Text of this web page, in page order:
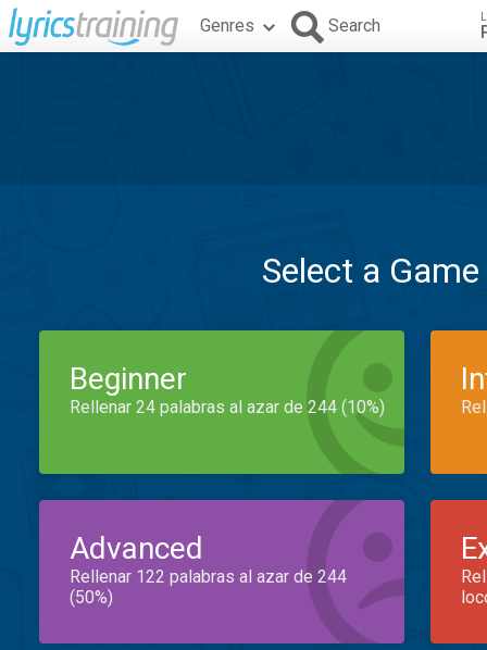
Genres Search
Select a
Beginner
Rellenar 24 palabras al azar de 244 (10%)
Advanced
Rellenar 122 palabras al azar de 244
(50%)